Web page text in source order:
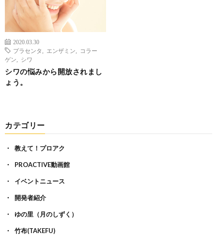
2020.03.30
プラセンタ
エンザミン
コラー
ゲン
シワ
シワの悩みから開放されまし
ょう。
カテゴリー
教えて！プロアク
PROACTIVE動画館
イベントニュース
開発者紹介
ゆの里（月のしずく）
竹布(TAKEFU)